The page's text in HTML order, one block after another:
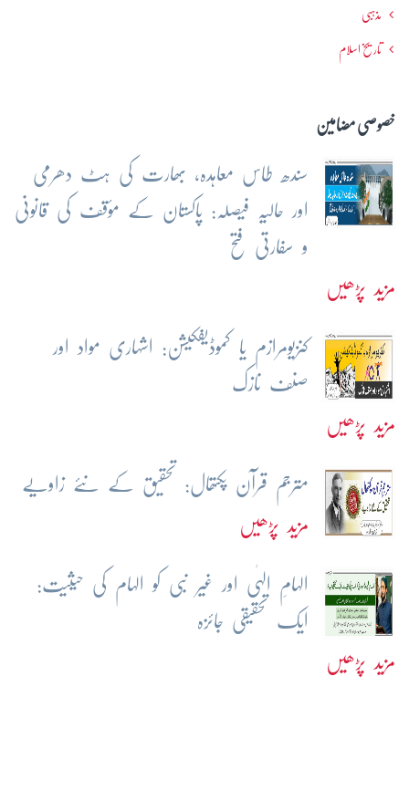
مذہبی
تاریخ اسلام
خصوصی مضامین
سندھ طاس معاہدہ، بھارت کی ہٹ دھرمی
اور حالیہ فیصلہ: پاکستان کے مؤقف کی قانونی
و سفارتی فتح
مزید پڑھیں
کنزیومرازم یا کموڈیفکیشن: اشہاری مواد اور
صنف نازک
مزید پڑھیں
مترجم قرآن پکتھال: تحقیق کے نئے زاویے
مزید پڑھیں
الہامِ الہٰی اور غیر نبی کو الہام کی حیثیت:
ایک تحقیقی جائزہ
مزید پڑھیں